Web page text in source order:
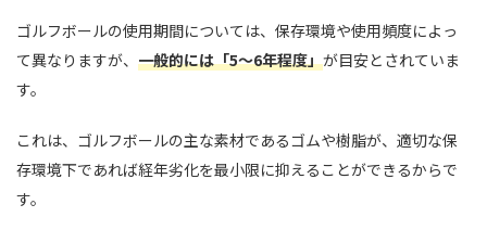
ゴルフボールの使用期間については、保存環境や使用頻度によっ
て異なりますが、 一般的には「5～6年程度」が目安とされていま
す。
これは、ゴルフボールの主な素材であるゴムや樹脂が、適切な保
存環境下であれば経年劣化を最小限に抑えることができるからで
す。